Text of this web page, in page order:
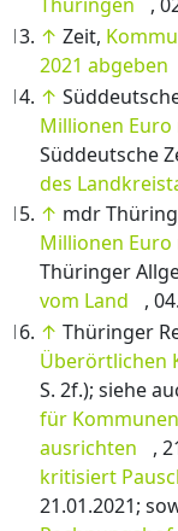
↑ Zeit,
2021 abgeben
↑
Millionen
Süddeutsche
des
↑ mdr
Millionen
Thüringer
vom Land
,
↑ Thüringer
Überörtlichen
S. 2f.); siehe
für
ausrichten
,
kritisiert
21.01.2021;